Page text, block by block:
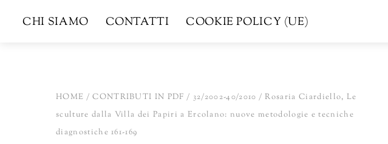
CHI SIAMO CONTATTI COOKIE POLICY (UE)
HOME /CONTRIBUTI IN PDF / 32/2002-40/2010 / Rosaria Ciardiello, Le
sculture dalla Villa dei Papiri a Ercolano: nuove metodologie e tecniche
diagnostiche 161-169